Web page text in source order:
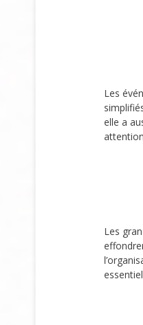
Les
elle a
Les